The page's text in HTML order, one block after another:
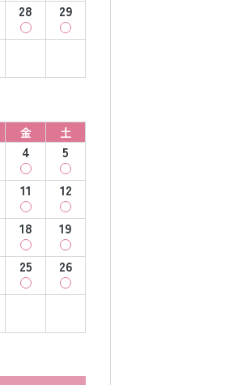
28
29
金 土
4
5
11
12
18
19
25
26